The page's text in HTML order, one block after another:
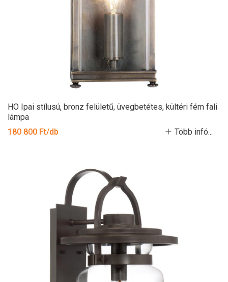
HO Ipai stílusú, bronz felületű, üvegbetétes, kültéri fém fali
lámpa
180 800 Ft/db
Több infó...